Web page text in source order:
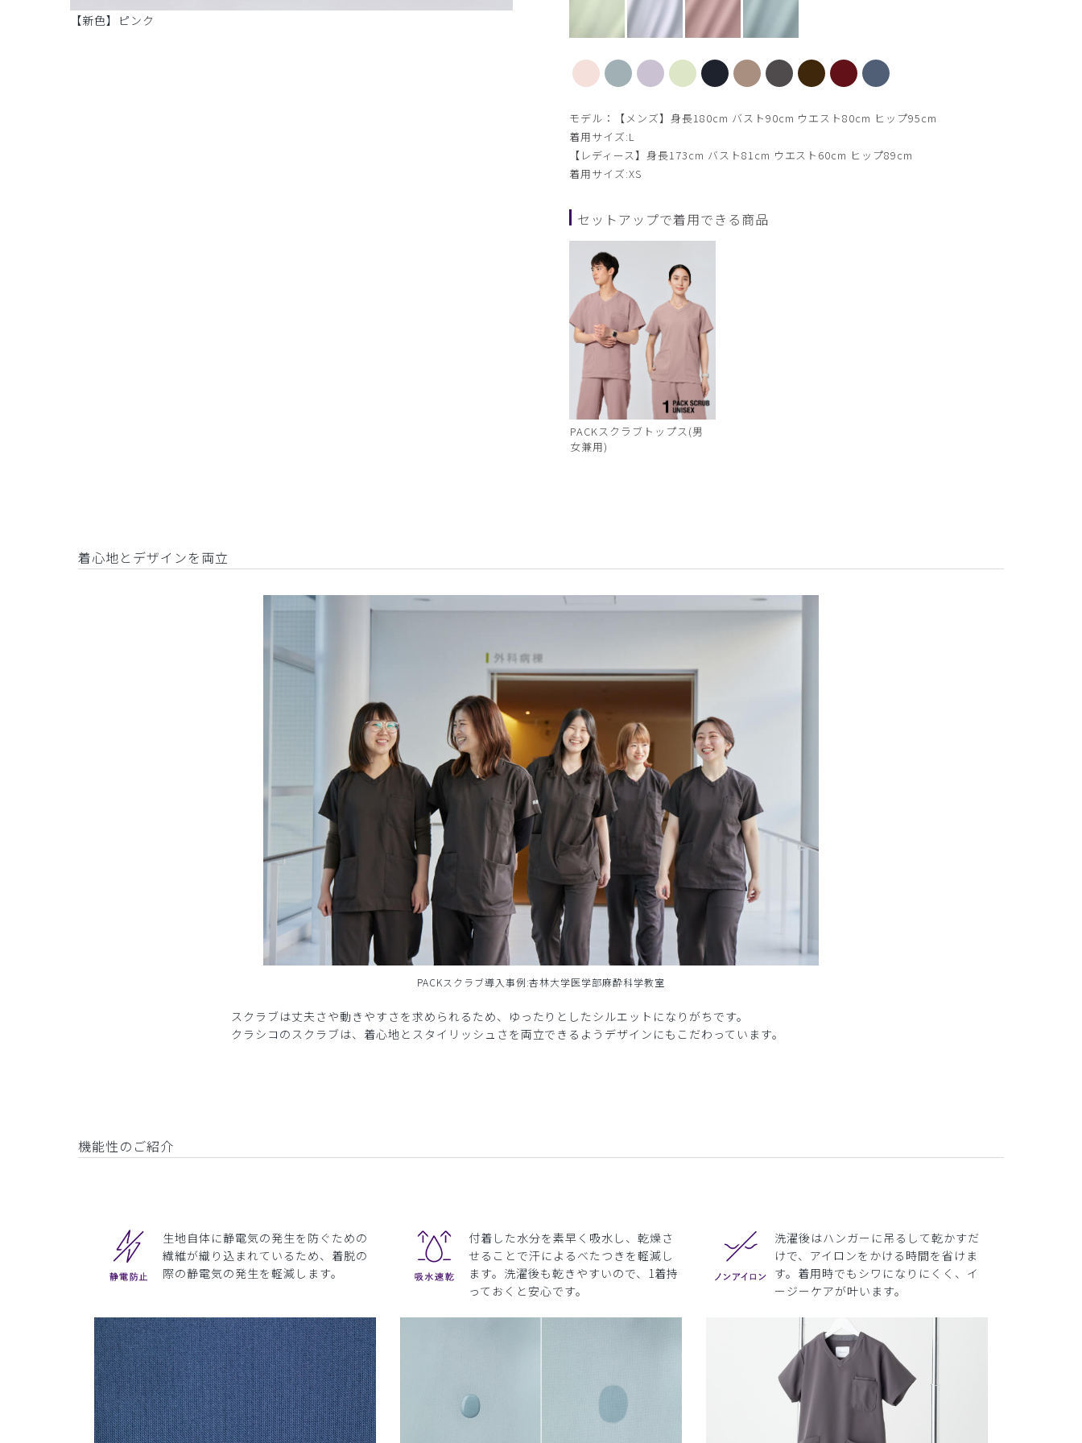
【新色】ピンク
モデル：【メンズ】身長180cm バスト90cm ウエスト80cm ヒップ95cm
着用サイズ:L
【レディース】身長173cm バスト81cm ウエスト60cm ヒップ89cm
着用サイズ:XS
セットアップで着用できる商品
PACKスクラブトップス(男
女兼用)
着心地とデザインを両立
PACKスクラブ導入事例:杏林大学医学部麻酔科学教室
スクラブは丈夫さや動きやすさを求められるため、ゆったりとしたシルエットになりがちです。
クラシコのスクラブは、着心地とスタイリッシュさを両立できるようデザインにもこだわっています。
機能性のご紹介
生地自体に静電気の発生を防ぐための
繊維が織り込まれているため、着脱の
際の静電気の発生を軽減します。
付着した水分を素早く吸水し、乾燥さ
せることで汗によるべたつきを軽減し
ます。洗濯後も乾きやすいので、1着持
っておくと安心です。
洗濯後はハンガーに吊るして乾かすだ
けで、アイロンをかける時間を省けま
す。着用時でもシワになりにくく、イ
ージーケアが叶います。